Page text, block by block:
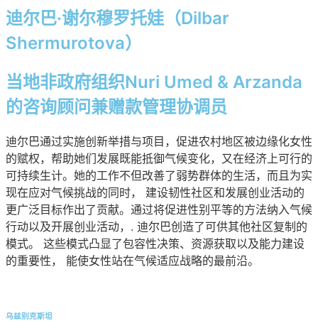
迪尔巴·谢尔穆罗托娃（Dilbar
Shermurotova）
当地非政府组织Nuri Umed & Arzanda
的咨询顾问兼赠款管理协调员
迪尔巴通过实施创新举措与项目，促进农村地区被边缘化女性
的赋权，帮助她们发展既能抵御气候变化，又在经济上可行的
可持续生计。她的工作不但改善了弱势群体的生活，而且为实
现在应对气候挑战的同时， 建设韧性社区和发展创业活动的
更广泛目标作出了贡献。 通过将促进性别平等的方法纳入气候
行动以及开展创业活动， . 迪尔巴创造了可供其他社区复制的
模式。 这些模式凸显了包容性决策、资源获取以及能力建设
的重要性，
能使女性站在气候适应战略的最前沿。
乌兹别克斯坦